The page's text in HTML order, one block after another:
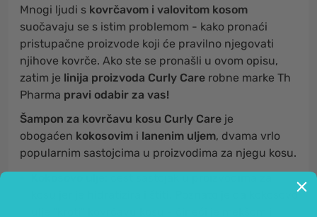
Mnogi ljudi s kovrčavom i valovitom kosom
suočavaju se s istim problemom - kako pronaći
pristupačne proizvode koji će pravilno njegovati
njihove kovrče. Ako ste se pronašli u ovom opisu,
zatim je linija proizvoda Curly Care robne marke Th
Pharma pravi odabir za vas!
Šampon za kovrčavu kosu Curly Care je
obogaćen kokosovim i lanenim uljem, dvama vrlo
popularnim sastojcima u proizvodima za njegu kosu.
kosu jer je hidratizira i štiti. Poznato je da kokosovo